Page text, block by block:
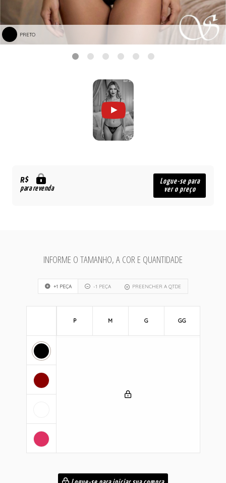
PRETO
R$
para revenda
Logue-se para
ver o preço
INFORME O TAMANHO, A COR E QUANTIDADE
+1 PEÇA -1 PEÇA PREENCHER A QTDE
P M G GG